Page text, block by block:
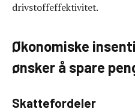
drivstoffeffektivitet.
Økonomiske
ønsker å spare
Skattefordeler